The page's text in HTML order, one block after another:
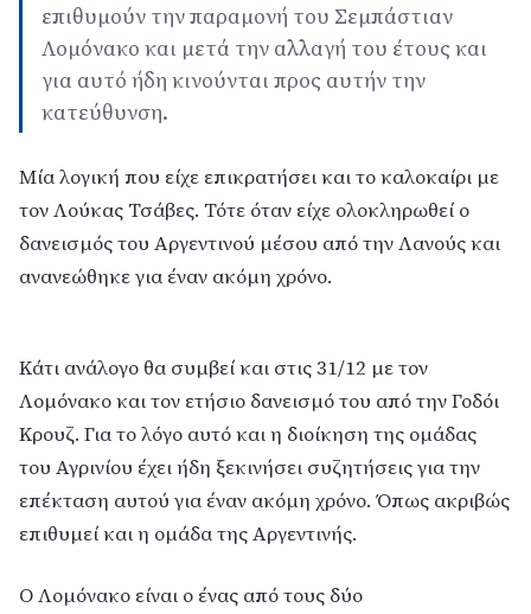
επιθυμούν την παραμονή του Σεμπάστιαν
Λομόνακο και μετά την αλλαγή του έτους και
για αυτό ήδη κινούνται προς αυτήν την
κατεύθυνση.
Μία λογική που είχε επικρατήσει και το καλοκαίρι με
τον Λούκας Τσάβες. Τότε όταν είχε ολοκληρωθεί ο
δανεισμός του Αργεντινού μέσου από την Λανούς και
ανανεώθηκε για έναν ακόμη χρόνο.
Κάτι ανάλογο θα συμβεί και στις 31/12 με τον
Λομόνακο και τον ετήσιο δανεισμό του από την Γοδόι
Κρουζ. Για το λόγο αυτό και η διοίκηση της ομάδας
του Αγρινίου έχει ήδη ξεκινήσει συζητήσεις για την
επέκταση αυτού για έναν ακόμη χρόνο. Όπως ακριβώς
επιθυμεί και η ομάδα της Αργεντινής.
Ο Λομόνακο είναι ο ένας από τους δύο